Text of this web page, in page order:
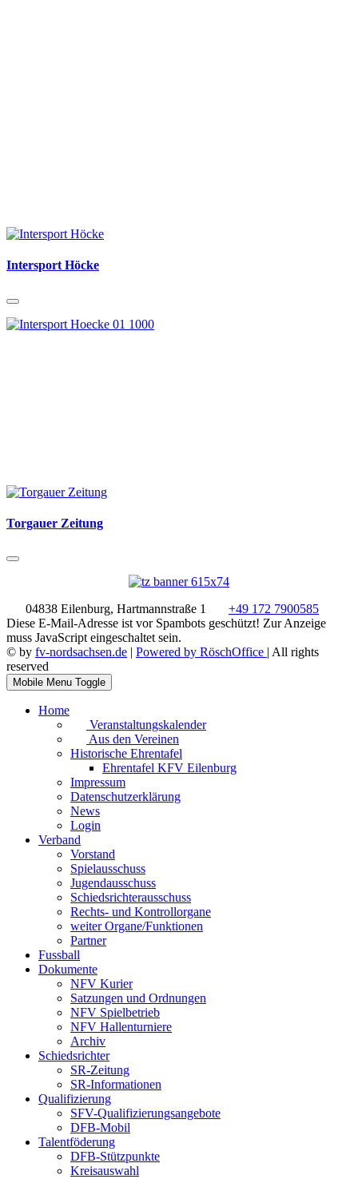
Intersport Höcke
Torgauer Zeitung
04838 Eilenburg, Hartmannstraße 1
+49 172 7900585
Diese E-Mail-Adresse ist vor Spambots geschützt! Zur Anzeige
muss JavaScript eingeschaltet sein.
© by fv-nordsachsen.de | Powered by RöschOffice | All rights
reserved
Mobile Menu Toggle
Home
Veranstaltungskalender
Aus den Vereinen
Historische Ehrentafel
Ehrentafel KFV Eilenburg
Impressum
Datenschutzerklärung
News
Login
Verband
Vorstand
Spielausschuss
Jugendausschuss
Schiedsrichterausschuss
Rechts- und Kontrollorgane
weiter Organe/Funktionen
Partner
Fussball
Dokumente
NFV Kurier
Satzungen und Ordnungen
NFV Spielbetrieb
NFV Hallenturniere
Archiv
Schiedsrichter
SR-Zeitung
SR-Informationen
Qualifizierung
SFV-Qualifizierungsangebote
DFB-Mobil
Talentföderung
DFB-Stützpunkte
Kreisauswahl